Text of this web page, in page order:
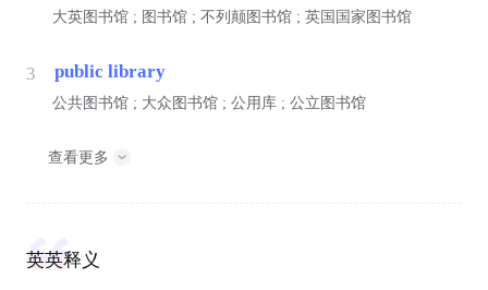
大英图书馆 ; 图书馆 ; 不列颠图书馆 ; 英国国家图书馆
3 public library
公共图书馆 ; 大众图书馆 ; 公用库 ; 公立图书馆
查看更多
英英释义